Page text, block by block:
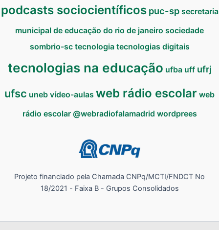
podcasts sociocientíficos puc-sp secretaria
municipal de educação do rio de janeiro sociedade
sombrio-sc tecnologia tecnologias digitais
tecnologias na educação ufba uff ufrj
ufsc uneb vídeo-aulas web rádio escolar web
rádio escolar @webradiofalamadrid wordprees
Projeto financiado pela Chamada CNPq/MCTI/FNDCT No
18/2021 - Faixa B - Grupos Consolidados